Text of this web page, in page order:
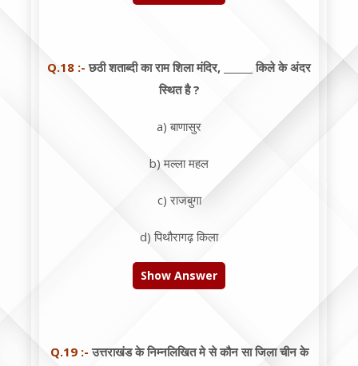
Q.18 :- छठी शताब्दी का राम शिला मंदिर, ______ किले के अंदर
स्थित है ?
a) बाणासुर
b) मल्ला महल
c) राजबुगा
d) पिथौरागढ़ किला
Show Answer
Q.19 :- उत्तराखंड के निम्नलिखित मे से कौन सा जिला चीन के